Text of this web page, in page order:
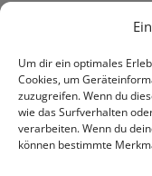
Um dir ein optimales
Cookies, um
zuzugreifen. Wenn du
wie das Surfverhalten
verarbeiten. Wenn du
können bestimmte